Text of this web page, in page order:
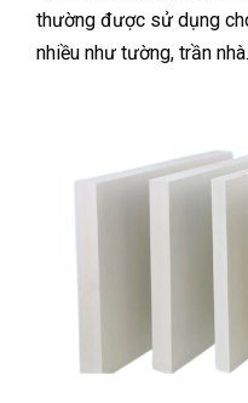
thường được sử dụng
nhiều như tường, trần nhà.